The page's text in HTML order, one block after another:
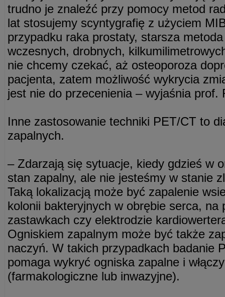
trudno je znaleźć przy pomocy metod
lat stosujemy scyntygrafię z użyciem
przypadku raka prostaty, starsza
wczesnych, drobnych,
nie chcemy czekać, aż osteoporoza
pacjenta, zatem możliwość wykrycia
jest nie do przecenienia – wyjaśnia prof.
Inne zastosowanie techniki PET/CT to
zapalnych.
– Zdarzają się sytuacje, kiedy gdzieś w
stan zapalny, ale nie jesteśmy w stanie
Taką lokalizacją może być zapalenie
kolonii bakteryjnych w obrębie serca, na
zastawkach czy elektrodzie
Ogniskiem zapalnym może być także
naczyń. W takich przypadkach badanie
pomaga wykryć ogniska zapalne i
(farmakologiczne lub inwazyjne).